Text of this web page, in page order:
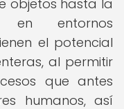
objetos hasta la
en entornos
el potencial
al permitir
que antes
humanos, así